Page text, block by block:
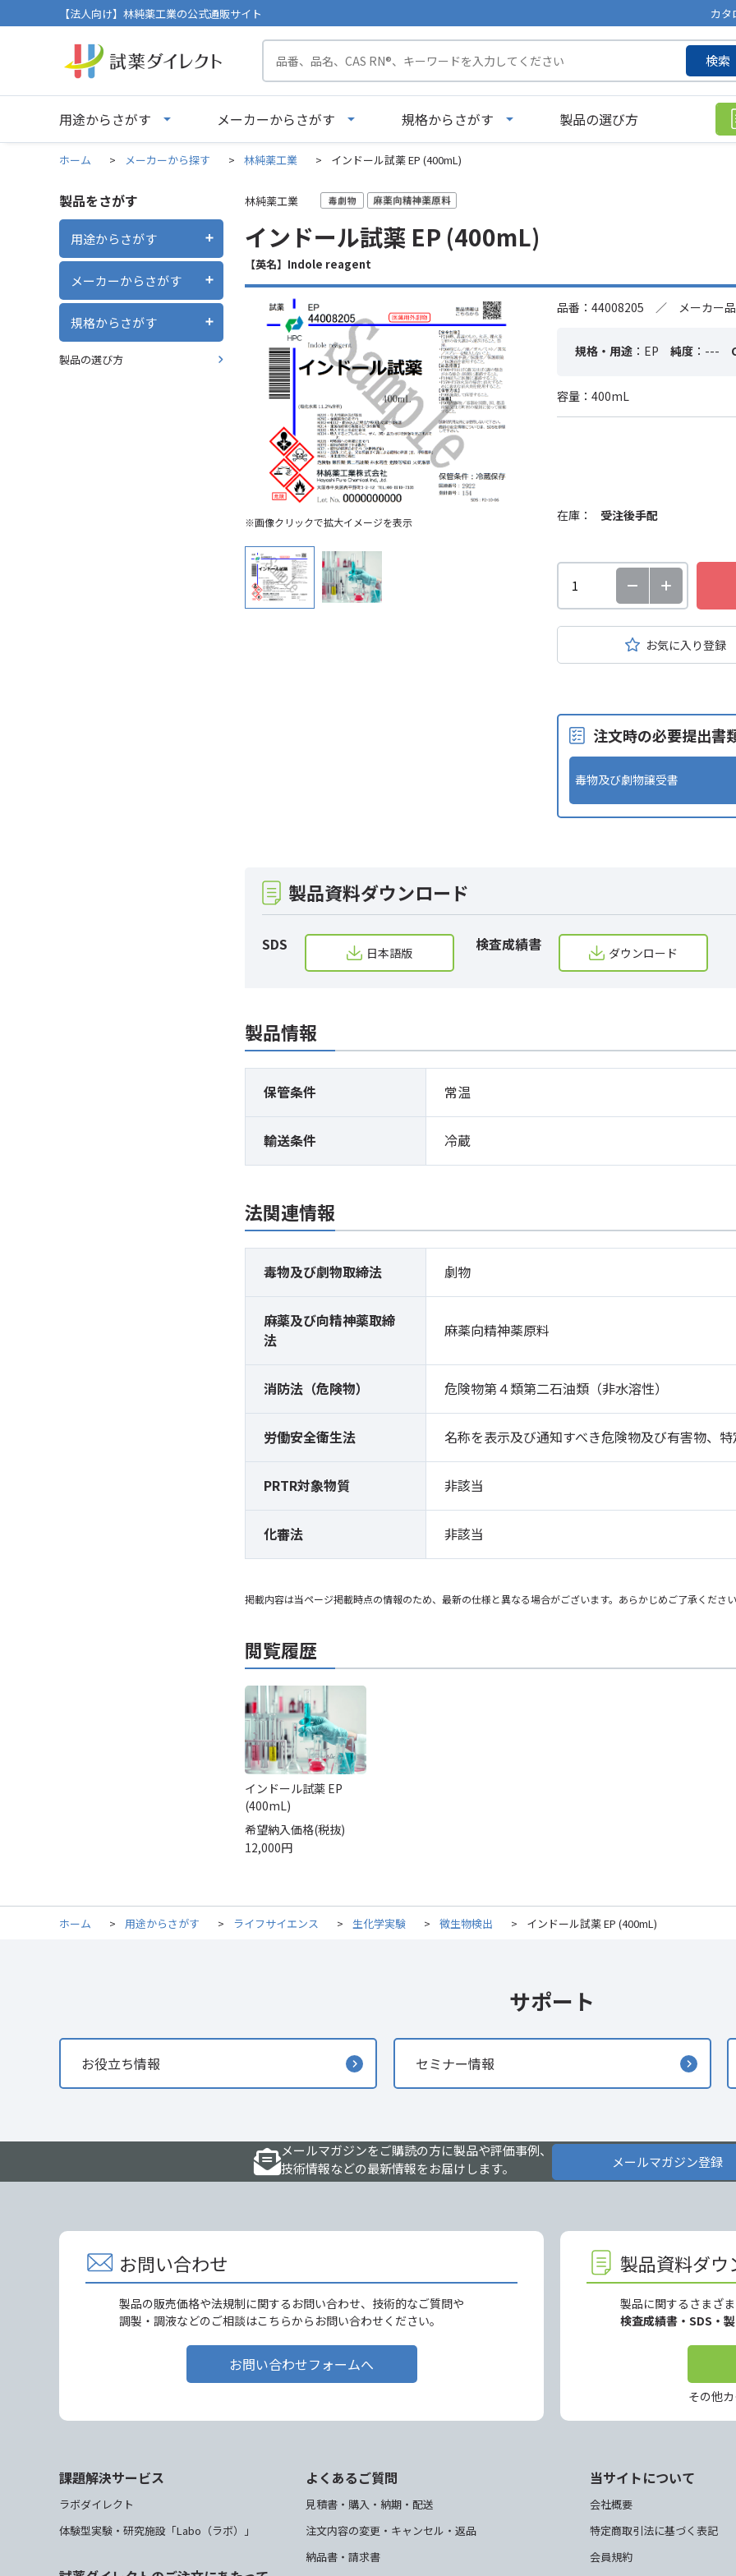
【法人向け】林純薬工業の公式通販サイト カタ
検索
用途からさがす メーカーからさがす 規格からさがす 製品の選び方
ホーム > メーカーから探す > 林純薬工業 > インドール試薬 EP (400mL)
製品をさがす
用途からさがす
メーカーからさがす
規格からさがす
製品の選び方
林純薬工業
インドール試薬 EP (400mL)
【英名】Indole reagent
※画像クリックで拡大イメージを表示
品番：44008205 ／ メーカー
規格・用途 ：EP 純度 ：---
容量：400mL
在庫： 受注後手配
お気に入り登録
注文時の必要提出書
毒物及び劇物譲受書
製品資料ダウンロード
SDS 日本語版 検査成績書 ダウンロード
製品情報
保管条件 常温
輸送条件 冷蔵
法関連情報
毒物及び劇物取締法 劇物
麻薬及び向精神薬取締
法
麻薬向精神薬原料
消防法（危険物） 危険物第４類第二石油類（非水溶性）
労働安全衛生法 名称を表示及び通知すべき危険物及び有害物、
PRTR対象物質 非該当
化審法 非該当
掲載内容は当ページ掲載時点の情報のため、最新の仕様と異なる場合がございます。あらかじめご了承くださ
閲覧履歴
インドール試薬 EP
(400mL)
希望納入価格(税抜)
12,000円
ホーム > 用途からさがす > ライフサイエンス > 生化学実験 > 微生物検出 > インドール試薬 EP (400mL)
サポート
お役立ち情報 セミナー情報
メールマガジンをご購読の方に製品や評価事例、
技術情報などの最新情報をお届けします。
メールマガジン登録
お問い合わせ
製品の販売価格や法規制に関するお問い合わせ、技術的なご質問や
調製・調液などのご相談はこちらからお問い合わせください。
お問い合わせフォームへ
製品資料ダウ
製品に関するさまざ
検査成績書・SDS・
その他
課題解決サービス
ラボダイレクト
体験型実験・研究施設「Labo（ラボ）」
よくあるご質問
見積書・購入・納期・配送
注文内容の変更・キャンセル・返品
納品書・請求書
当サイトについて
会社概要
特定商取引法に基づく表記
会員規約